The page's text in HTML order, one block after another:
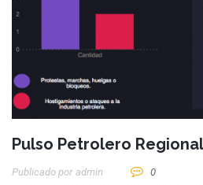
Pulso Petrolero
Publicado por Admin 0